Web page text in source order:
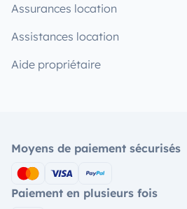
Assurances location
Assistances location
Aide propriétaire
Moyens de paiement sécurisés
Paiement en plusieurs fois